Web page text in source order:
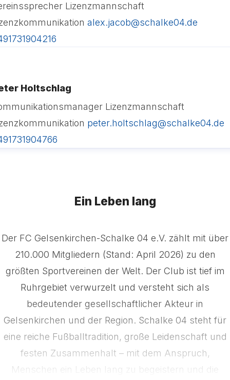
Lizenzmannschaft
alex.jacob@schalke04.de
Holtschlag
Lizenzmannschaft
peter.holtschlag@schalke04.de
Ein Leben lang
Der FC Gelsenkirchen-Schalke 04 e.V. zählt mit über
210.000 Mitgliedern (Stand: April 2026) zu den
größten Sportvereinen der Welt. Der Club ist tief im
Ruhrgebiet verwurzelt und versteht sich als
bedeutender gesellschaftlicher Akteur in
Gelsenkirchen und der Region. Schalke 04 steht für
eine reiche Fußballtradition, große Leidenschaft und
festen Zusammenhalt – mit dem Anspruch,
Menschen ein Leben lang zu begeistern und die